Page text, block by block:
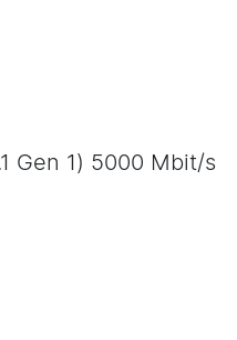
Gen 1) 5000 Mbit/s